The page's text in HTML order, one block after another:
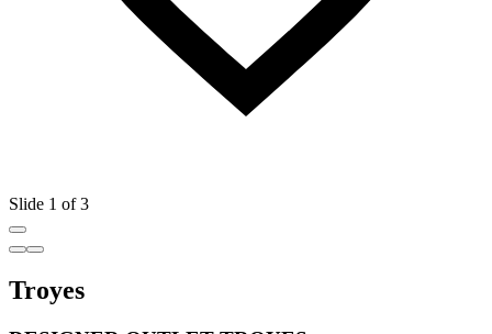
Slide 1 of 3
Troyes